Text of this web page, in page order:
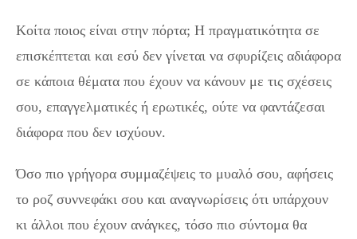
Κοίτα ποιος είναι στην πόρτα; Η πραγματικότητα σε
επισκέπτεται και εσύ δεν γίνεται να σφυρίζεις αδιάφορα
σε κάποια θέματα που έχουν να κάνουν με τις σχέσεις
σου, επαγγελματικές ή ερωτικές, ούτε να φαντάζεσαι
διάφορα που δεν ισχύουν.
Όσο πιο γρήγορα συμμαζέψεις το μυαλό σου, αφήσεις
το ροζ συννεφάκι σου και αναγνωρίσεις ότι υπάρχουν
κι άλλοι που έχουν ανάγκες, τόσο πιο σύντομα θα